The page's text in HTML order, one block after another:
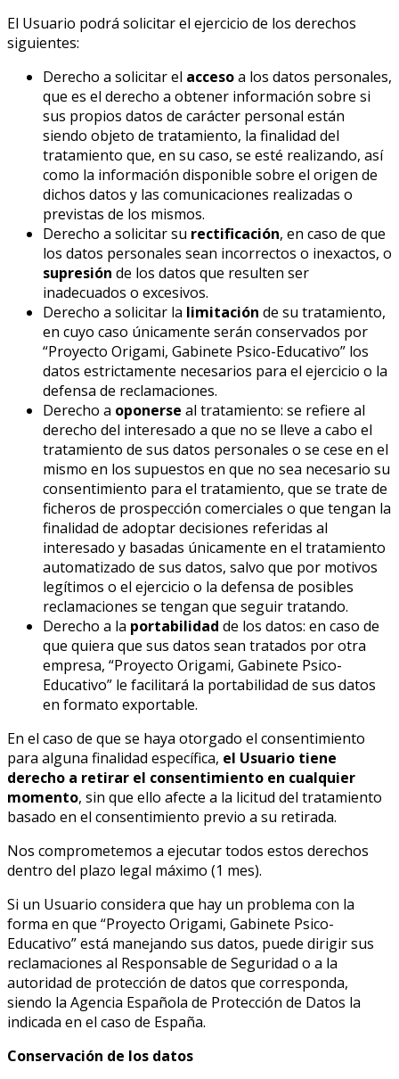
El Usuario podrá solicitar el ejercicio de los derechos
siguientes:
Derecho a solicitar el accesoa los datos personales,
que es el derecho a obtener información sobre si
sus propios datos de carácter personal están
siendo objeto de tratamiento, la finalidad del
tratamiento que, en su caso, se esté realizando, así
como la información disponible sobre el origen de
dichos datos y las comunicaciones realizadas o
previstas de los mismos.
Derecho a solicitar su rectificación, en caso de que
los datos personales sean incorrectos o inexactos, o
supresión de los datos que resulten ser
inadecuados o excesivos.
Derecho a solicitar la limitación de su tratamiento,
en cuyo caso únicamente serán conservados por
“Proyecto Origami, Gabinete Psico-Educativo” los
datos estrictamente necesarios para el ejercicio o la
defensa de reclamaciones.
Derecho a oponerse al tratamiento: se refiere al
derecho del interesado a que no se lleve a cabo el
tratamiento de sus datos personales o se cese en el
mismo en los supuestos en que no sea necesario su
consentimiento para el tratamiento, que se trate de
ficheros de prospección comerciales o que tengan la
finalidad de adoptar decisiones referidas al
interesado y basadas únicamente en el tratamiento
automatizado de sus datos, salvo que por motivos
legítimos o el ejercicio o la defensa de posibles
reclamaciones se tengan que seguir tratando.
Derecho a la portabilidad de los datos: en caso de
que quiera que sus datos sean tratados por otra
empresa, “Proyecto Origami, Gabinete Psico-
Educativo” le facilitará la portabilidad de sus datos
en formato exportable.
En el caso de que se haya otorgado el consentimiento
para alguna finalidad específica, el Usuario tiene
derecho a retirar el consentimiento en cualquier
momento, sin que ello afecte a la licitud del tratamiento
basado en el consentimiento previo a su retirada.
Nos comprometemos a ejecutar todos estos derechos
dentro del plazo legal máximo (1 mes).
Si un Usuario considera que hay un problema con la
forma en que “Proyecto Origami, Gabinete Psico-
Educativo” está manejando sus datos, puede dirigir sus
reclamaciones al Responsable de Seguridad o a la
autoridad de protección de datos que corresponda,
siendo la Agencia Española de Protección de Datos la
indicada en el caso de España.
Conservación de los datos